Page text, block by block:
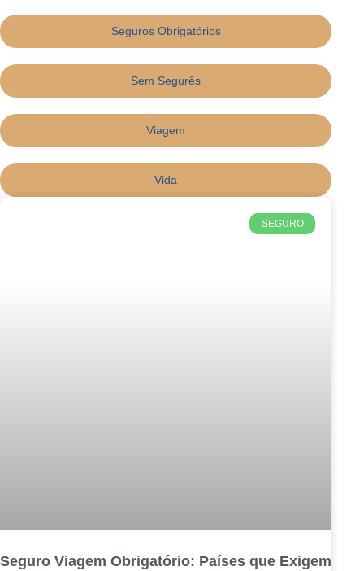
Seguros Obrigatórios
Sem Segurês
Viagem
Vida
SEGURO
Seguro Viagem Obrigatório: Países que Exigem